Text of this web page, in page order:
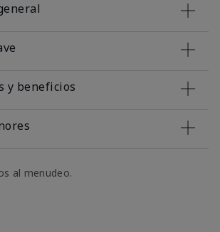
y beneficios
al menudeo.